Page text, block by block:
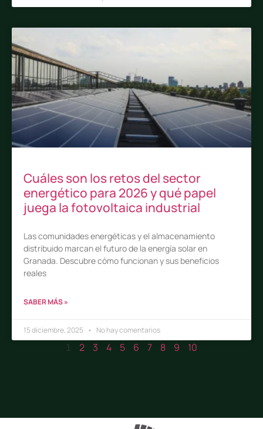
Cuáles son los retos del sector
energético para 2026 y qué papel
juega la fotovoltaica industrial
Las comunidades energéticas y el almacenamiento
distribuido marcan el futuro de la energía solar en
Granada. Descubre cómo funcionan y sus beneficios
reales
SABER MÁS »
15 diciembre, 2025
No hay comentarios
1
2 3 4 5 6 7 8 9 10